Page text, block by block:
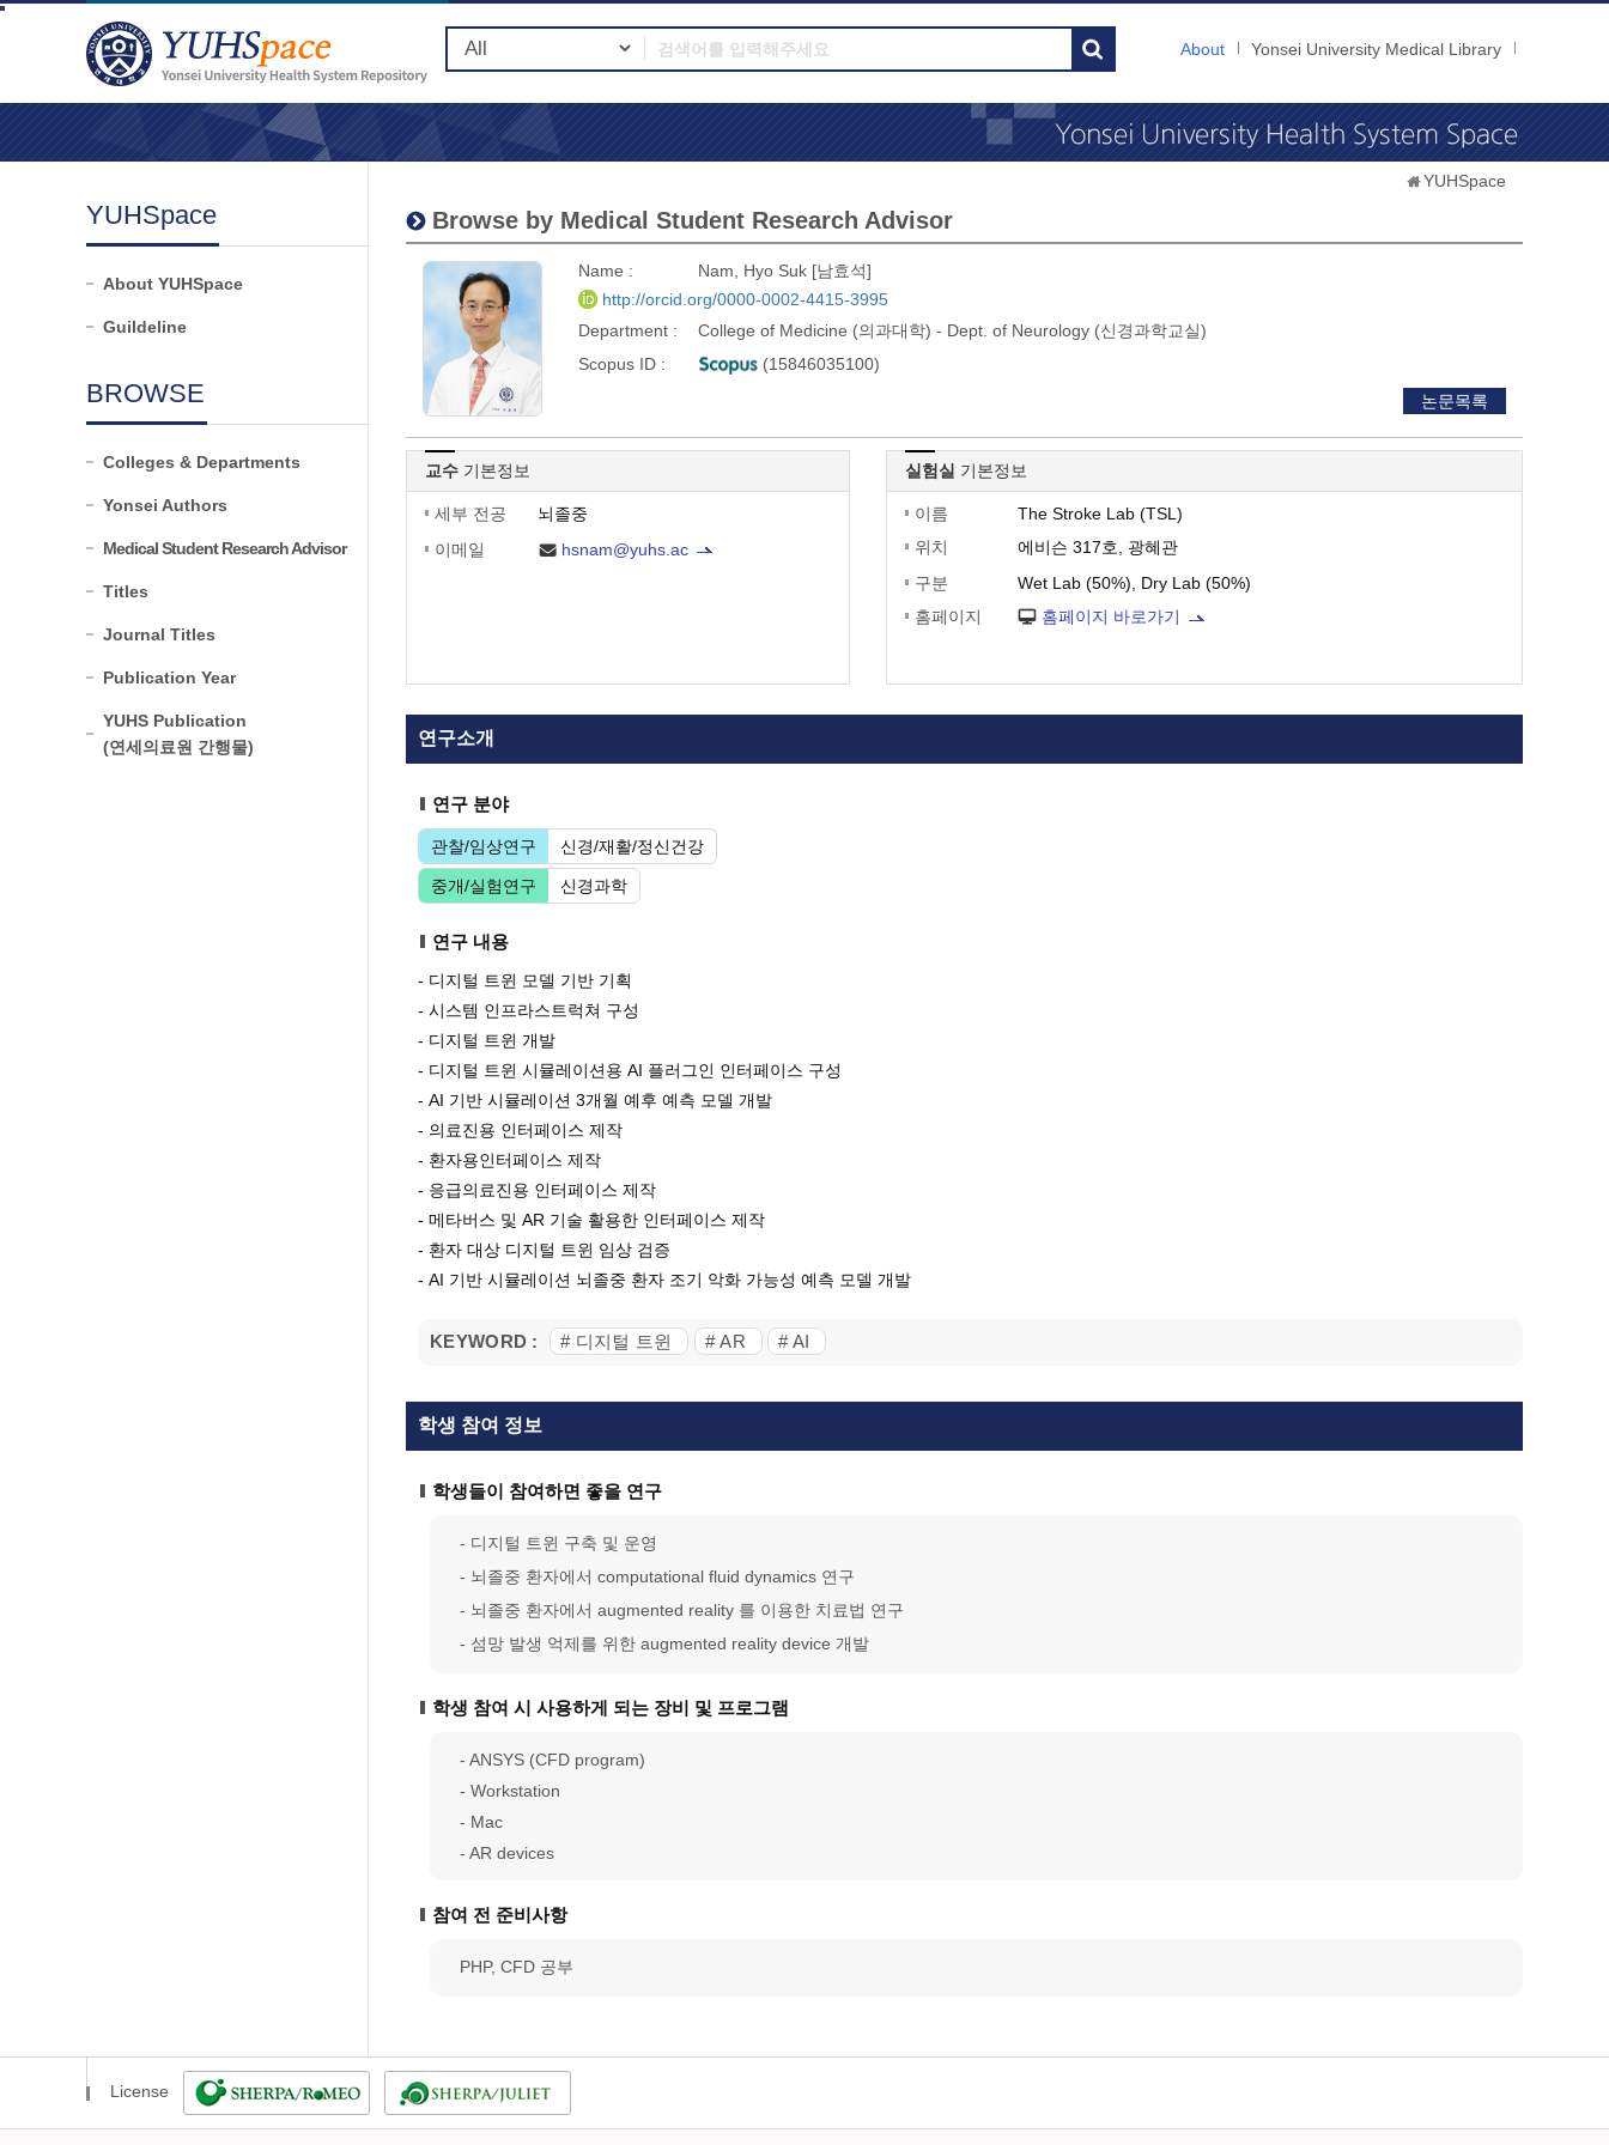
About Yonsei University Medical Library
YUHSpace
About YUHSpace
Guildeline
BROWSE
Colleges & Departments
Yonsei Authors
Medical Student Research Advisor
Titles
Journal Titles
Publication Year
YUHS Publication
(연세의료원 간행물)
YUHSpace
Browse by Medical Student Research Advisor
Name :
Nam, Hyo Suk [남효석]
http://orcid.org/0000-0002-4415-3995
Department :
College of Medicine (의과대학) - Dept. of Neurology (신경과학교실)
Scopus ID :
(15846035100)
논문목록
교수 기본정보
세부 전공
뇌졸중
이메일
hsnam@yuhs.ac
실험실 기본정보
이름
The Stroke Lab (TSL)
위치
에비슨 317호, 광혜관
구분
Wet Lab (50%), Dry Lab (50%)
홈페이지
홈페이지 바로가기
연구소개
연구 분야
관찰/임상연구 신경/재활/정신건강
중개/실험연구 신경과학
연구 내용
- 디지털 트윈 모델 기반 기획
- 시스템 인프라스트럭쳐 구성
- 디지털 트윈 개발
- 디지털 트윈 시뮬레이션용 AI 플러그인 인터페이스 구성
- AI 기반 시뮬레이션 3개월 예후 예측 모델 개발
- 의료진용 인터페이스 제작
- 환자용인터페이스 제작
- 응급의료진용 인터페이스 제작
- 메타버스 및 AR 기술 활용한 인터페이스 제작
- 환자 대상 디지털 트윈 임상 검증
- AI 기반 시뮬레이션 뇌졸중 환자 조기 악화 가능성 예측 모델 개발
KEYWORD : # 디지털 트윈 # AR # AI
학생 참여 정보
학생들이 참여하면 좋을 연구
- 디지털 트윈 구축 및 운영
- 뇌졸중 환자에서 computational fluid dynamics 연구
- 뇌졸중 환자에서 augmented reality 를 이용한 치료법 연구
- 섬망 발생 억제를 위한 augmented reality device 개발
학생 참여 시 사용하게 되는 장비 및 프로그램
- ANSYS (CFD program)
- Workstation
- Mac
- AR devices
참여 전 준비사항
PHP, CFD 공부
License